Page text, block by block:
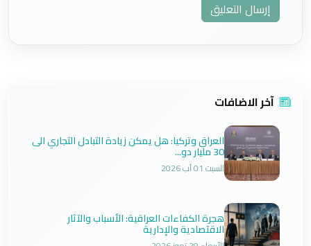
إرسال التعليق
آخر الاضافات
العراق وتركيا: هل يمكن زيادة التبادل التجاري الى
30 مليار دو...
السبت 01 آب 2026
هجرة الكفاءات العراقية: الأسباب والآثار
الاقتصادية والإدارية